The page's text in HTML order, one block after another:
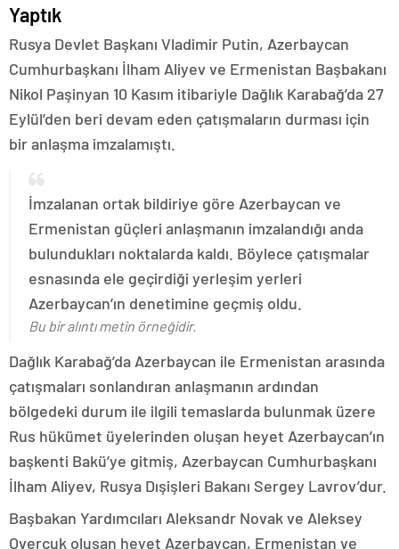
Yaptık
Rusya Devlet Başkanı Vladimir Putin, Azerbaycan
Cumhurbaşkanı İlham Aliyev ve Ermenistan Başbakanı
Nikol Paşinyan 10 Kasım itibariyle Dağlık Karabağ’da 27
Eylül’den beri devam eden çatışmaların durması için
bir anlaşma imzalamıştı.
İmzalanan ortak bildiriye göre Azerbaycan ve
Ermenistan güçleri anlaşmanın imzalandığı anda
bulundukları noktalarda kaldı. Böylece çatışmalar
esnasında ele geçirdiği yerleşim yerleri
Azerbaycan’ın denetimine geçmiş oldu.
Bu bir alıntı metin örneğidir.
Dağlık Karabağ’da Azerbaycan ile Ermenistan arasında
çatışmaları sonlandıran anlaşmanın ardından
bölgedeki durum ile ilgili temaslarda bulunmak üzere
Rus hükümet üyelerinden oluşan heyet Azerbaycan’ın
başkenti Bakü’ye gitmiş, Azerbaycan Cumhurbaşkanı
İlham Aliyev, Rusya Dışişleri Bakanı Sergey Lavrov’dur.
Başbakan Yardımcıları Aleksandr Novak ve Aleksey
Overçuk oluşan heyet Azerbaycan, Ermenistan ve